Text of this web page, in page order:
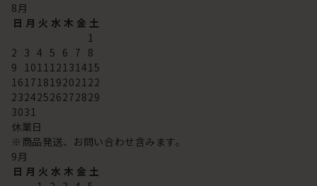
8月
日 月 火 水 木 金 土
1
2 3 4 5 6 7 8
9 101112131415
16171819202122
23242526272829
3031
休業日
※商品発送、お問い合わせ含みます。
9月
日 月 火 水 木 金 土